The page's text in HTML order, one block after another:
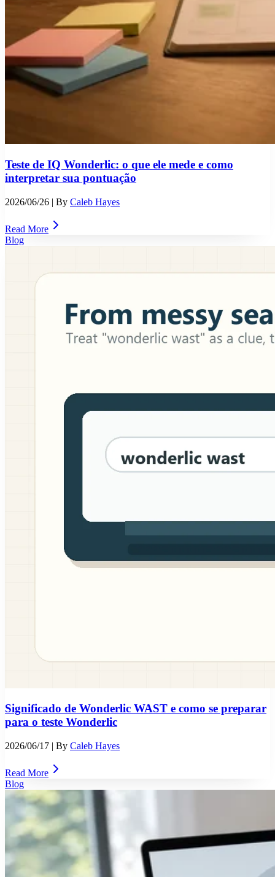
Teste de IQ Wonderlic: o que ele mede e como
interpretar sua pontuação
2026/06/26 | By Caleb Hayes
Read More
Blog
Significado de Wonderlic WAST e como se preparar
para o teste Wonderlic
2026/06/17 | By Caleb Hayes
Read More
Blog